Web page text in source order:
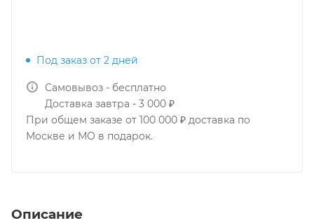
Под заказ от 2 дней
Самовывоз - бесплатно
Доставка завтра - 3 000 ₽
При общем заказе от 100 000 ₽ доставка по
Москве и МО в подарок.
Описание